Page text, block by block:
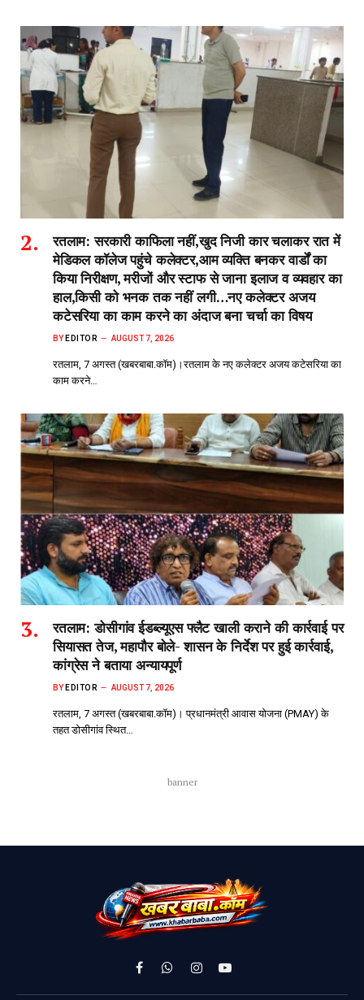
रतलाम: सरकारी काफिला नहीं,खुद निजी कार चलाकर रात में
मेडिकल कॉलेज पहुंचे कलेक्टर,आम व्यक्ति बनकर वार्डों का
किया निरीक्षण, मरीजों और स्टाफ से जाना इलाज व व्यवहार का
हाल,किसी को भनक तक नहीं लगी…नए कलेक्टर अजय
कटेसरिया का काम करने का अंदाज बना चर्चा का विषय
BY EDITOR AUGUST 7, 2026
रतलाम, 7 अगस्त (खबरबाबा.कॉम)।रतलाम के नए कलेक्टर अजय कटेसरिया का
काम करने…
रतलाम: डोसीगांव ईडब्ल्यूएस फ्लैट खाली कराने की कार्रवाई पर
सियासत तेज, महापौर बोले- शासन के निर्देश पर हुई कार्रवाई,
कांग्रेस ने बताया अन्यायपूर्ण
BY EDITOR AUGUST 7, 2026
रतलाम, 7 अगस्त (खबरबाबा.कॉम)। प्रधानमंत्री आवास योजना (PMAY) के
तहत डोसीगांव स्थित…
banner
FacebookWhatsApp
InstagramYouTube